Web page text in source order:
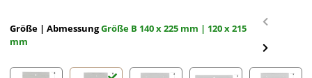
Größe | AbmessungGröße B 140 x 225 mm | 120 x 215
mm